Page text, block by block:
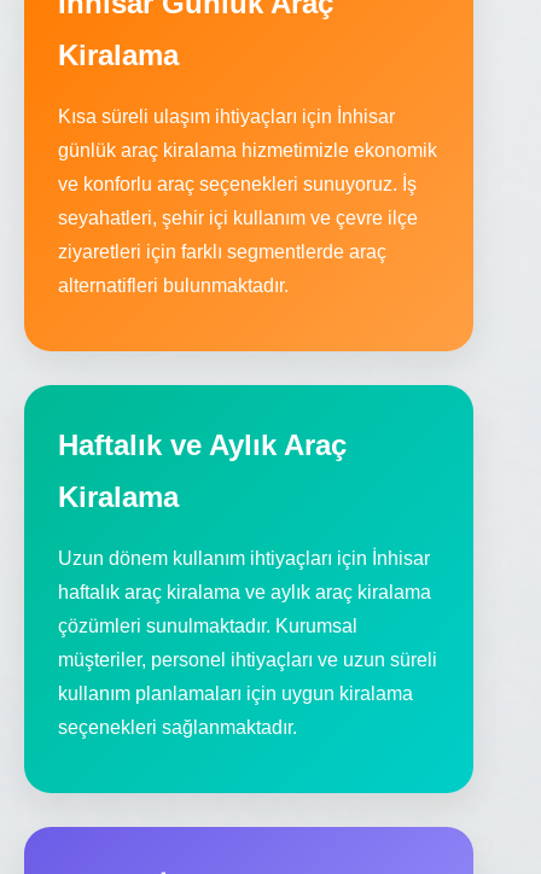
Kiralama
Kısa süreli ulaşım ihtiyaçları için İnhisar
günlük araç kiralama hizmetimizle ekonomik
ve konforlu araç seçenekleri sunuyoruz. İş
seyahatleri, şehir içi kullanım ve çevre ilçe
ziyaretleri için farklı segmentlerde araç
alternatifleri bulunmaktadır.
Haftalık ve Aylık Araç
Kiralama
Uzun dönem kullanım ihtiyaçları için İnhisar
haftalık araç kiralama ve aylık araç kiralama
çözümleri sunulmaktadır. Kurumsal
müşteriler, personel ihtiyaçları ve uzun süreli
kullanım planlamaları için uygun kiralama
seçenekleri sağlanmaktadır.